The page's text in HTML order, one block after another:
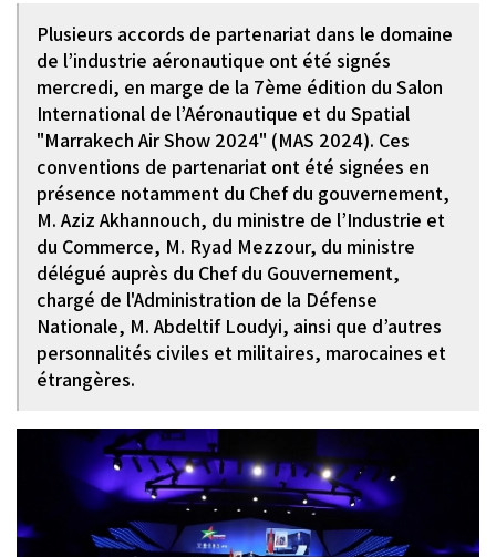
Plusieurs accords de partenariat dans le domaine
de l’industrie aéronautique ont été signés
mercredi, en marge de la 7ème édition du Salon
International de l’Aéronautique et du Spatial
"Marrakech Air Show 2024" (MAS 2024). Ces
conventions de partenariat ont été signées en
présence notamment du Chef du gouvernement,
M. Aziz Akhannouch, du ministre de l’Industrie et
du Commerce, M. Ryad Mezzour, du ministre
délégué auprès du Chef du Gouvernement,
chargé de l'Administration de la Défense
Nationale, M. Abdeltif Loudyi, ainsi que d’autres
personnalités civiles et militaires, marocaines et
étrangères.